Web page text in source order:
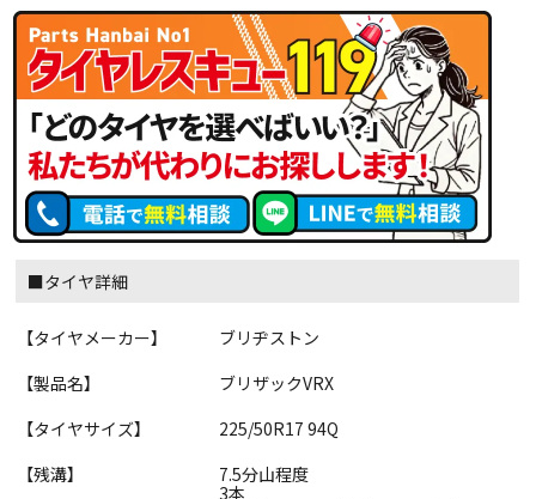
■タイヤ詳細
【タイヤメーカー】
ブリヂストン
【製品名】
ブリザックVRX
【タイヤサイズ】
225/50R17 94Q
【残溝】
7.5分山程度
3本